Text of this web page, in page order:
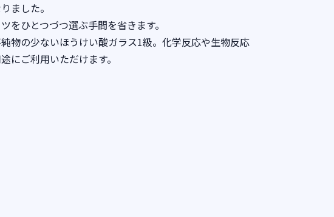
ました。
をひとつづつ選ぶ手間を省きます。
物の少ないほうけい酸ガラス1級。化学反応や生物反応
にご利用いただけます。